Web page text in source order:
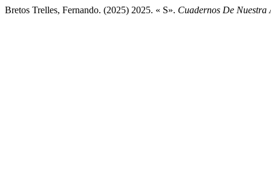
Bretos Trelles, Fernando. (2025) 2025. « S». Cuadernos De Nuestra